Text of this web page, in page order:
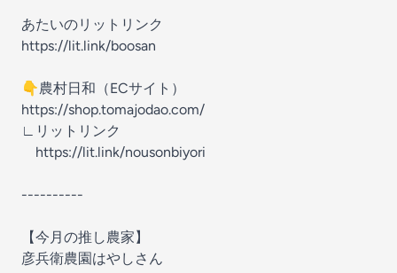
あたいのリットリンク
https://lit.link/boosan
👇農村日和（ECサイト）
https://shop.tomajodao.com/
∟リットリンク
https://lit.link/nousonbiyori
----------
【今月の推し農家】
彦兵衛農園はやしさん